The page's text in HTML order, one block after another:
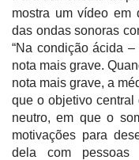
mostra um vídeo em
das ondas sonoras
“Na condição ácida
nota mais grave.
nota mais grave, a
que o objetivo central
neutro, em que o
motivações para
dela com pessoas